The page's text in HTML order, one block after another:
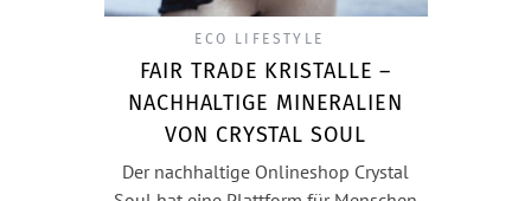
ECO LIFESTYLE
FAIR TRADE KRISTALLE –
NACHHALTIGE MINERALIEN
VON CRYSTAL SOUL
Der nachhaltige Onlineshop Crystal